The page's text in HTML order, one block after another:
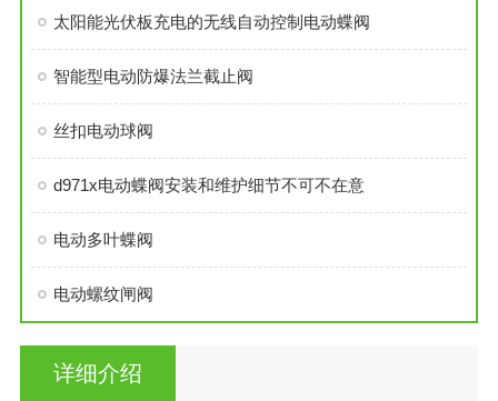
太阳能光伏板充电的无线自动控制电动蝶阀
智能型电动防爆法兰截止阀
丝扣电动球阀
d971x电动蝶阀安装和维护细节不可不在意
电动多叶蝶阀
电动螺纹闸阀
详细介绍